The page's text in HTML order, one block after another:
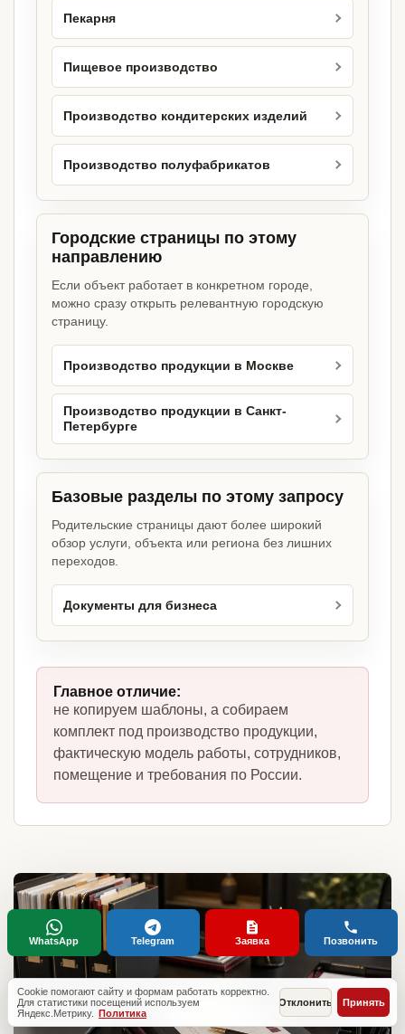
Пекарня
Пищевое производство
Производство кондитерских изделий
Производство полуфабрикатов
Городские страницы по этому
направлению
Если объект работает в конкретном городе,
можно сразу открыть релевантную городскую
страницу.
Производство продукции в Москве
Производство продукции в Санкт-
Петербурге
Базовые разделы по этому запросу
Родительские страницы дают более широкий
обзор услуги, объекта или региона без лишних
переходов.
Документы для бизнеса
Главное отличие:
не копируем шаблоны, а собираем
комплект под производство продукции,
фактическую модель работы, сотрудников,
помещение и требования по России.
Cookie помогают сайту и формам работать корректно.
Для статистики посещений используем
Яндекс.Метрику. Политика
Отклонить Принять
WhatsApp Telegram Заявка Позвонить